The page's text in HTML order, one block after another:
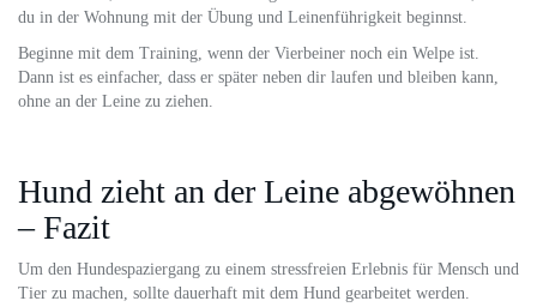
du in der Wohnung mit der Übung und Leinenführigkeit beginnst.
Beginne mit dem Training, wenn der Vierbeiner noch ein Welpe ist.
Dann ist es einfacher, dass er später neben dir laufen und bleiben kann,
ohne an der Leine zu ziehen.
Hund zieht an der Leine abgewöhnen
– Fazit
Um den Hundespaziergang zu einem stressfreien Erlebnis für Mensch und
Tier zu machen, sollte dauerhaft mit dem Hund gearbeitet werden.